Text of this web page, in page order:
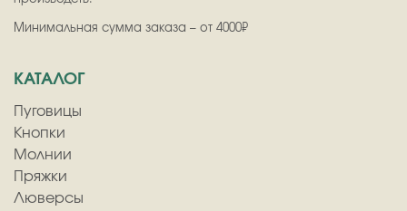
Минимальная сумма заказа – от 4000₽
КАТАЛОГ
Пуговицы
Кнопки
Молнии
Пряжки
Люверсы